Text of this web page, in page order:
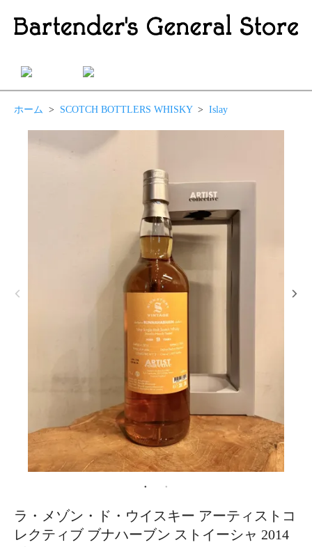
ホーム > SCOTCH BOTTLERS WHISKY> Islay
ラ・メゾン・ド・ウイスキー アーティストコ
レクティブ ブナハーブン ストイーシャ 2014